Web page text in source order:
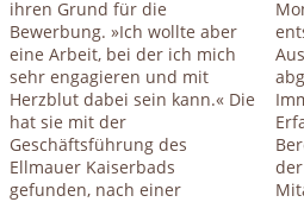
ihren Grund für die
Bewerbung. »Ich wollte aber
eine Arbeit, bei der ich mich
sehr engagieren und mit
Herzblut dabei sein kann.« Die
hat sie mit der
Geschäftsführung des
Ellmauer Kaiserbads
gefunden, nach einer
Monika Hager-Wild weist eine
entsprechende kaufmännische
Ausbildung, ein
abgeschlossenes Studium der
Immobilienwirtschaft und
Erfahrung im technischen
Bereich, Bauwesen sowie in
der Bauleitung und
Mitarbeiterführung vor. Zuvor